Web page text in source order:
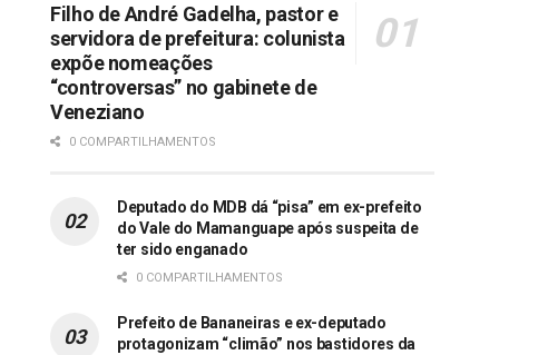
Filho de André Gadelha, pastor e
servidora de prefeitura: colunista
expõe nomeações
“controversas” no gabinete de
Veneziano
0 COMPARTILHAMENTOS
Deputado do MDB dá “pisa” em ex-prefeito
do Vale do Mamanguape após suspeita de
ter sido enganado
0 COMPARTILHAMENTOS
Prefeito de Bananeiras e ex-deputado
protagonizam “climão” nos bastidores da